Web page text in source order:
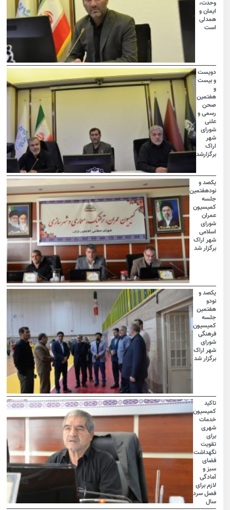
وحدت،
ایمان و
همدلی
است
دویست
و بیست
هفتمین
صحن
رسمی و
علنی
شورای
شهر
اراک
برگزارشد
یکصد و
نودهفتمین
جلسه
کمیسیون
عمران
شورای
اسلامی
شهر اراک
برگزار شد
یکصد و
نودو
هفتمین
جلسه
کمیسیون
فرهنگی
شورای
شهر اراک
برگزار شد
تاکید
کمیسیون
خدمات
شهری
برای
تقویت
نگهداشت
فضای
سبز و
آمادگی
لازم برای
فصل سرد
سال